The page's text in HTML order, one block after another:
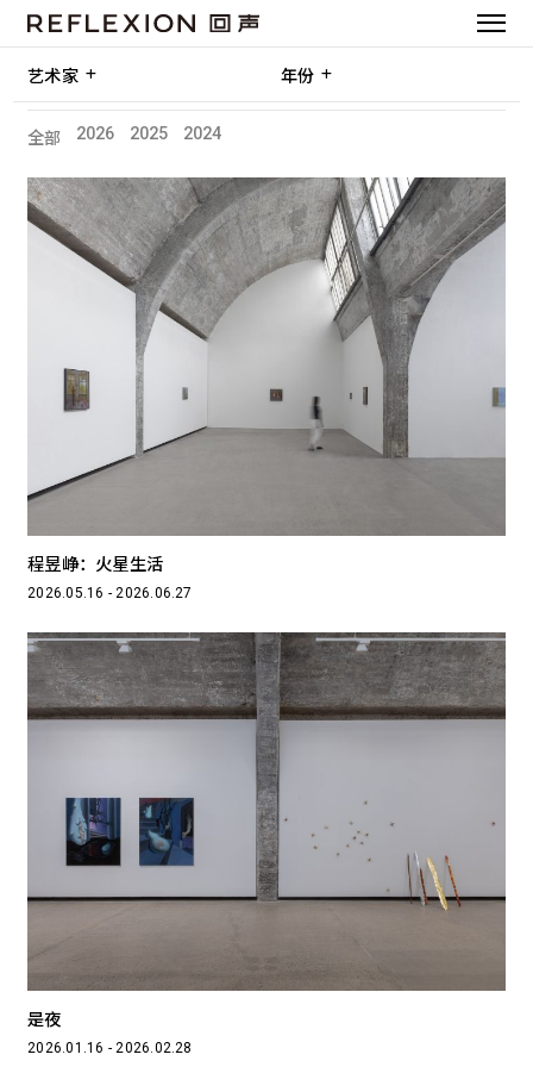
艺术家 年份
全部 2026 2025 2024
程昱峥：火星生活
2026.05.16 - 2026.06.27
是夜
2026.01.16 - 2026.02.28